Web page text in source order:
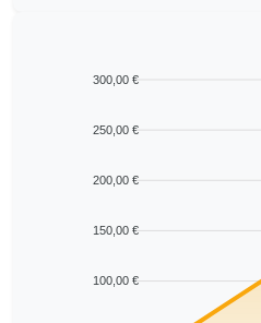
300,00 €
250,00 €
200,00 €
150,00 €
100,00 €